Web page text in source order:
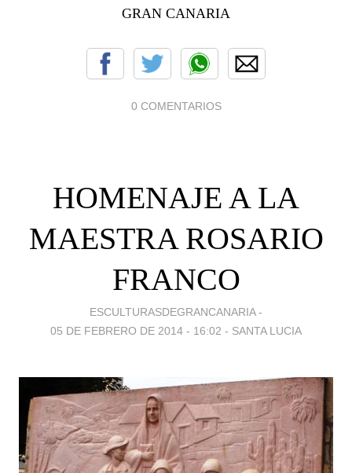
GRAN CANARIA
0 COMENTARIOS
HOMENAJE A LA
MAESTRA ROSARIO
FRANCO
ESCULTURASDEGRANCANARIA -
05 DE FEBRERO DE 2014 - 16:02 - SANTA LUCIA